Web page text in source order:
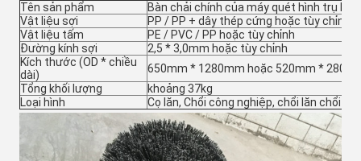
Tên sản phẩm
Bàn chải chính của máy quét hình trụ
Vật liệu sợi
PP / PP + dây thép cứng hoặc tùy chỉnh
Vật liệu tấm
PE / PVC / PP hoặc tùy chỉnh
Đường kính sợi
2,5 * 3,0mm hoặc tùy chỉnh
Kích thước (OD * chiều
dài)
650mm * 1280mm hoặc 520mm *
Tổng khối lượng
khoảng 37kg
Loại hình
Cọ lăn, Chổi công nghiệp, chổi lăn chổi